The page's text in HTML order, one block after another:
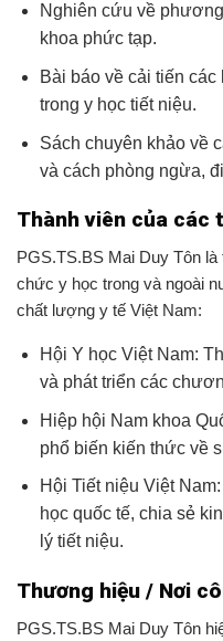
Nghiên cứu về
khoa phức tạp.
Bài báo về cải tiến
trong y học tiết niệu.
Sách chuyên khảo về
và cách phòng ngừa,
Thành viên của các
PGS.TS.BS Mai Duy Tôn
chức y học trong và ngoài
chất lượng y tế Việt Nam:
Hội Y học Việt Nam:
và phát triển các
Hiệp hội Nam khoa
phổ biến kiến thức về
Hội Tiết niệu Việt
học quốc tế, chia sẻ
lý tiết niệu.
Thương hiệu / Nơi
PGS.TS.BS Mai Duy Tôn